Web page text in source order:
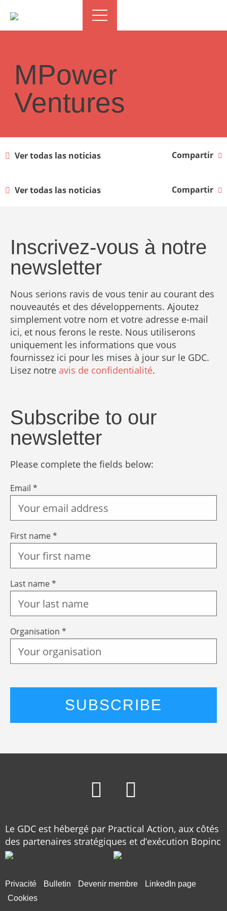
MPower
Ventures
Ver todas las noticias Compartir
Ver todas las noticias Compartir
Inscrivez-vous à notre
newsletter
Nous serions ravis de vous tenir au courant des
nouveautés et des développements. Ajoutez
simplement votre nom et votre adresse e-mail
ici, et nous ferons le reste. Nous utiliserons
uniquement les informations que vous
fournissez ici pour les mises à jour sur le GDC.
Lisez notre avis de confidentialité.
Subscribe to our
newsletter
Please complete the fields below:
Email *
First name *
Last name *
Organisation *
Le GDC est hébergé par Practical Action, aux côtés
des partenaires stratégiques et d’exécution Bopinc
Privacité Bulletin Devenir membre
LinkedIn page
Cookies